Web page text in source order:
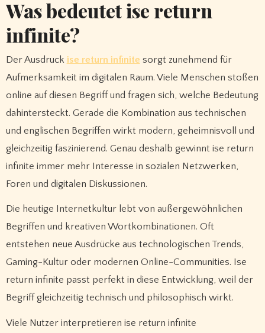
Was bedeutet ise return
infinite?
Der Ausdruck ise return infinite sorgt zunehmend für
Aufmerksamkeit im digitalen Raum. Viele Menschen stoßen
online auf diesen Begriff und fragen sich, welche Bedeutung
dahintersteckt. Gerade die Kombination aus technischen
und englischen Begriffen wirkt modern, geheimnisvoll und
gleichzeitig faszinierend. Genau deshalb gewinnt ise return
infinite immer mehr Interesse in sozialen Netzwerken,
Foren und digitalen Diskussionen.
Die heutige Internetkultur lebt von außergewöhnlichen
Begriffen und kreativen Wortkombinationen. Oft
entstehen neue Ausdrücke aus technologischen Trends,
Gaming-Kultur oder modernen Online-Communities. Ise
return infinite passt perfekt in diese Entwicklung, weil der
Begriff gleichzeitig technisch und philosophisch wirkt.
Viele Nutzer interpretieren ise return infinite